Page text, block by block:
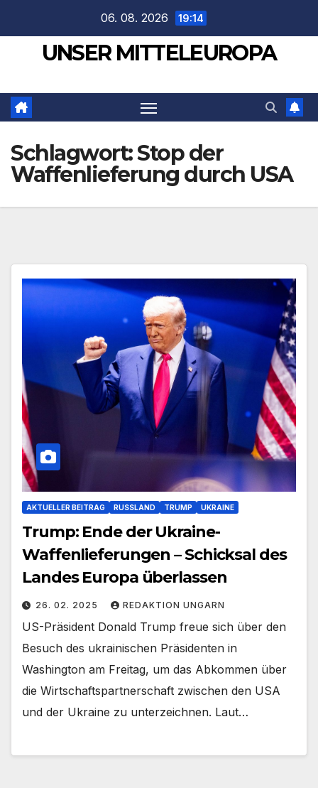
springen
06. 08. 2026 19:14
UNSER MITTELEUROPA
Schlagwort:Stop der
Waffenlieferung durch USA
AKTUELLER BEITRAG RUSSLAND TRUMP UKRAINE
Trump: Ende der Ukraine-
Waffenlieferungen – Schicksal des
Landes Europa überlassen
26. 02. 2025 REDAKTION UNGARN
US-Präsident Donald Trump freue sich über den
Besuch des ukrainischen Präsidenten in
Washington am Freitag, um das Abkommen über
die Wirtschaftspartnerschaft zwischen den USA
und der Ukraine zu unterzeichnen. Laut…